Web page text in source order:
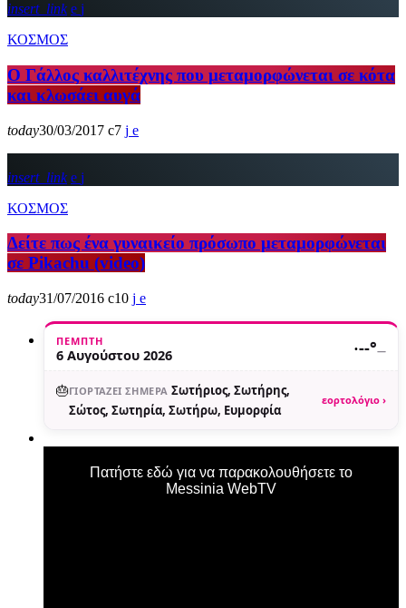
insert_link
ΚΟΣΜΟΣ
Ο Γάλλος καλλιτέχνης που μεταμορφώνεται σε κότα
και κλωσάει αυγά
today30/03/2017 7
insert_link
ΚΟΣΜΟΣ
Δείτε πως ένα γυναικείο πρόσωπο μεταμορφώνεται
σε Pikachu (video)
today31/07/2016 10
ΠΈΜΠΤΗ
6 Αυγούστου 2026 ·--°—
🎂ΓΙΟΡΤΆΖΕΙ ΣΉΜΕΡΑ Σωτήριος, Σωτήρης,
Σώτος, Σωτηρία, Σωτήρω, Ευμορφία
εορτολόγιο ›
Πατήστε εδώ για να παρακολουθήσετε το
Messinia WebTV